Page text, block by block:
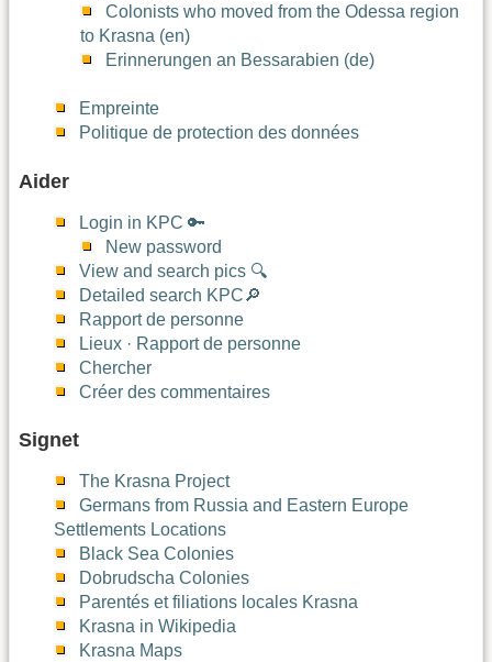
Colonists who moved from the Odessa region
to Krasna (en)
Erinnerungen an Bessarabien (de)
Empreinte
Politique de protection des données
Aider
Login in KPC 🔑
New password
View and search pics 🔍
Detailed search KPC🔎
Rapport de personne
Lieux · Rapport de personne
Chercher
Créer des commentaires
Signet
The Krasna Project
Germans from Russia and Eastern Europe
Settlements Locations
Black Sea Colonies
Dobrudscha Colonies
Parentés et filiations locales Krasna
Krasna in Wikipedia
Krasna Maps